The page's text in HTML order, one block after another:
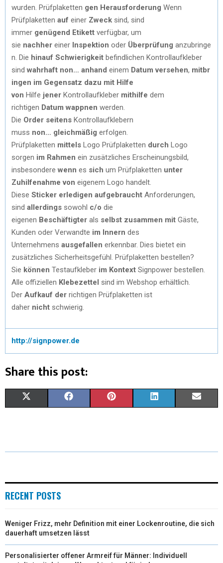
wurden. Prüfplaketten gen Herausforderung Wenn
Prüfplaketten auf einer Zweck sind, sind
immer genügend Etikett verfügbar, um
sie nachher einer Inspektion oder Überprüfung anzubringe
n. Die hinauf Schwierigkeit befindlichen Kontrollaufkleber
sind wahrhaft non… anhand einem Datum versehen, mitbr
ingen im Gegensatz dazu mit Hilfe
von Hilfe jener Kontrollaufkleber mithilfe dem
richtigen Datum wappnen werden.
Die Order seitens Kontrollaufklebern
muss non… gleichmäßig erfolgen.
Prüfplaketten mittels Logo Prüfplaketten durch Logo
sorgen im Rahmen ein zusätzliches Erscheinungsbild,
insbesondere wenn es sich um Prüfplaketten unter
Zuhilfenahme von eigenem Logo handelt.
Diese Sticker erledigen aufgebraucht Anforderungen,
sind allerdings sowohl c/o die
eigenen Beschäftigter als selbst zusammen mit Gäste,
Kunden oder Verwandte im Innern des
Unternehmens ausgefallen erkennbar. Dies bietet ein
zusätzliches Sicherheitsgefühl. Prüfplaketten bestellen?
Sie können Testaufkleber im Kontext Signpower bestellen.
Alle offiziellen Klebezettel sind im Webshop erhältlich.
Der Aufkauf der richtigen Prüfplaketten ist
daher nicht schwierig.
http://signpower.de
Share this post:
W
E
)
E
K
T
S
K
N
I
RECENT POSTS
Weniger Frizz, mehr Definition mit einer Lockenroutine, die sich
dauerhaft umsetzen lässt
Personalisierter offener Armreif für Männer: Individuell